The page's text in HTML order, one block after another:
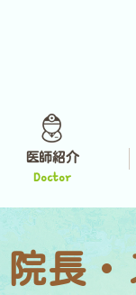
医師紹介
Doctor
院長